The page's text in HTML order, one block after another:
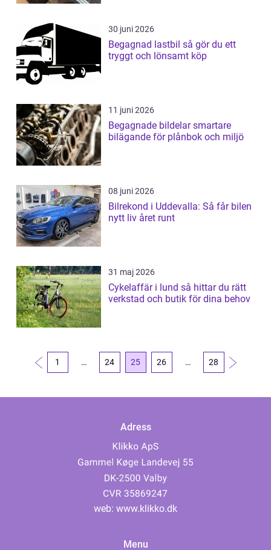
30 juni 2026
Begagnad lastbil så gör du ett
tryggt och lönsamt köp
11 juni 2026
Begagnade bildelar smartare
bilägande för plånbok och miljö
08 juni 2026
Bilrekond i Uddevalla: Så får bilen
nytt liv året runt
31 maj 2026
Cykelaffär i lund så hittar du rätt
verkstad och butik för dina behov
1 … 24 25 26 … 28
Adress
web: www.klikko.dk
Menu